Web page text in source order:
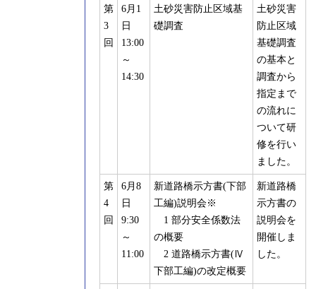
第
3
回
6月1
日
13:00
～
14:30
土砂災害防止区域基
礎調査
土砂災害
防止区域
基礎調査
の基本と
調査から
指定まで
の流れに
ついて研
修を行い
ました。
第
4
回
6月8
日
9:30
～
11:00
新道路橋示方書(下部
工編)説明会※
1 部分安全係数法
の概要
2 道路橋示方書(Ⅳ
下部工編)の改定概要
新道路橋
示方書の
説明会を
開催しま
した。